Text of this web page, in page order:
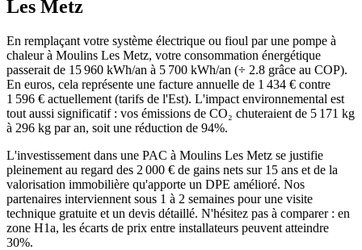
Les Metz
En remplaçant votre système électrique ou fioul par une pompe à
chaleur à Moulins Les Metz, votre consommation énergétique
passerait de 15 960 kWh/an à 5 700 kWh/an (÷ 2.8 grâce au COP).
En euros, cela représente une facture annuelle de 1 434 € contre
1 596 € actuellement (tarifs de l'Est). L'impact environnemental est
tout aussi significatif : vos émissions de CO₂ chuteraient de 5 171 kg
à 296 kg par an, soit une réduction de 94%.
L'investissement dans une PAC à Moulins Les Metz se justifie
pleinement au regard des 2 000 € de gains nets sur 15 ans et de la
valorisation immobilière qu'apporte un DPE amélioré. Nos
partenaires interviennent sous 1 à 2 semaines pour une visite
technique gratuite et un devis détaillé. N'hésitez pas à comparer : en
zone H1a, les écarts de prix entre installateurs peuvent atteindre
30%.